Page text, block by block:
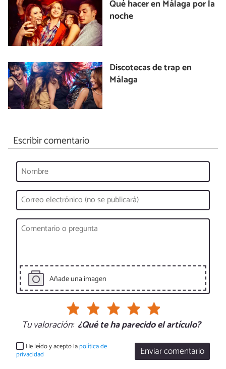
Qué hacer en Málaga por la
noche
Discotecas de trap en
Málaga
Escribir comentario
Añade una imagen
Tu valoración: ¿Qué te ha parecido el artículo?
Enviar comentario
He leído y acepto lapolítica de
privacidad